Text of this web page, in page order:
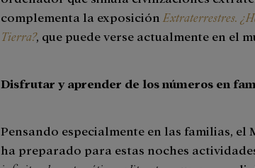
complementa la exposición Extraterrestres.
Tierra?, que puede verse actualmente en el
Disfrutar y aprender de los números en
Pensando especialmente en las familias, el
ha preparado para estas noches